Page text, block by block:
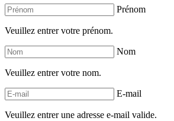
Prénom
Veuillez entrer votre prénom.
Nom
Veuillez entrer votre nom.
E-mail
Veuillez entrer une adresse e-mail valide.